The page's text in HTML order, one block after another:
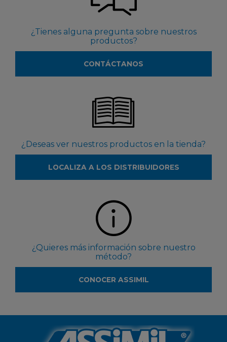
¿Tienes alguna pregunta sobre nuestros
productos?
CONTÁCTANOS
¿Deseas ver nuestros productos en la tienda?
LOCALIZA A LOS DISTRIBUIDORES
¿Quieres más información sobre nuestro
método?
CONOCER ASSIMIL